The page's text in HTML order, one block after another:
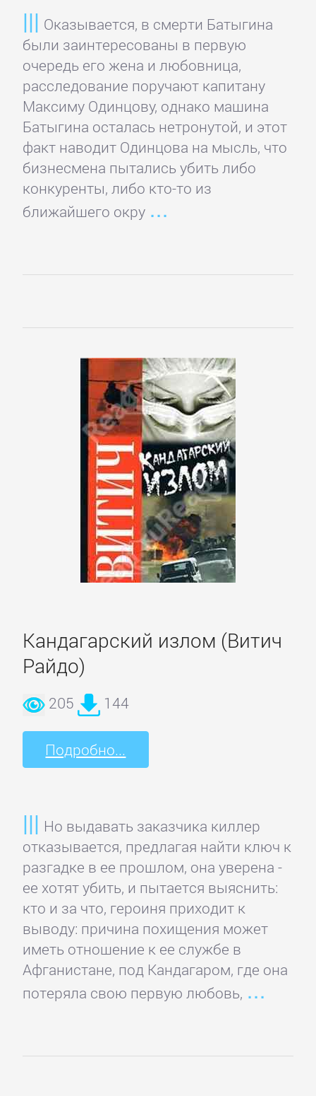
Оказывается, в смерти Батыгина
были заинтересованы в первую
очередь его жена и любовница,
расследование поручают капитану
Максиму Одинцову, однако машина
Батыгина осталась нетронутой, и этот
факт наводит Одинцова на мысль, что
бизнесмена пытались убить либо
конкуренты, либо кто-то из
ближайшего окру
Кандагарский излом (Витич
Райдо)
205 144
Подробно...
Но выдавать заказчика киллер
отказывается, предлагая найти ключ к
разгадке в ее прошлом, она уверена -
ее хотят убить, и пытается выяснить:
кто и за что, героиня приходит к
выводу: причина похищения может
иметь отношение к ее службе в
Афганистане, под Кандагаром, где она
потеряла свою первую любовь,
Интернет
Компьютерное
Железо
Компьютеры:
прочее
Сети
Программы
ЛЮБОВНЫЕ
РОМАНЫ
Зарубежные
любовные
Исторические
Короткие
любовные
романы
Любовно-
фантастические
Остросюжетные
любовные
романы
Современные
любовные
романы